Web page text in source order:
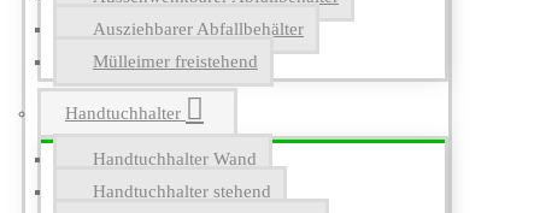
Ausziehbarer Abfallbehälter
Mülleimer freistehend
Handtuchhalter
Handtuchhalter Wand
Handtuchhalter stehend